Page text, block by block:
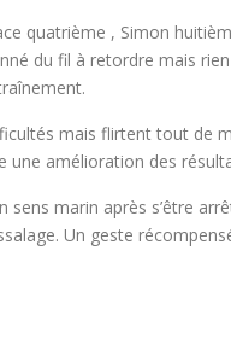
quatrième , Simon
du fil à retordre mais
mais flirtent tout de
amélioration des
marin après s’être
Un geste